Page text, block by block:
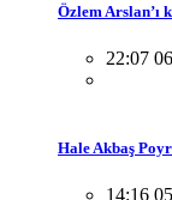
Özlem Arslan’ı
22:07 06
Hale Akbaş
14:16 05